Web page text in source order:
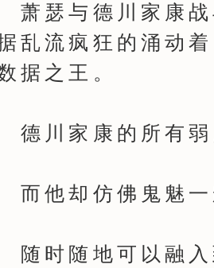
瑟与德川家康战
乱流疯狂的涌动
据之王。
川家康的所有弱
他却仿佛鬼魅一
时随地可以融入